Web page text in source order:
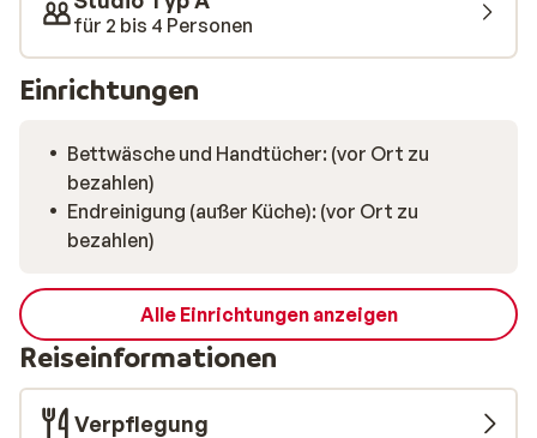
Schwimmparadies besuchen. Dieses einzigartige
Schwimmbad, umweltfreundlich und nicht weniger als
2400 m² groß. Neben dem Badespaß können Sie hier
wohlbehalten können Sie sich am Abend ins Zentrum
begeben, um bei einem Drink die Erlebnisse des Tages
zu besprechen.
für 2 bis 4 Personen
Einrichtungen
Bettwäsche und Handtücher: (vor Ort zu
bezahlen)
Endreinigung (außer Küche): (vor Ort zu
bezahlen)
Alle Einrichtungen anzeigen
Reiseinformationen
Verpflegung